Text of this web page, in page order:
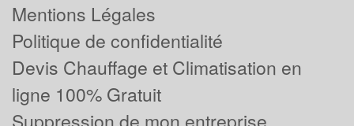
Mentions Légales
Politique de confidentialité
Devis Chauffage et Climatisation en
ligne 100% Gratuit